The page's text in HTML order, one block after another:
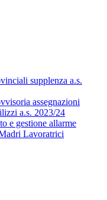
supplenza a.s.
assegnazioni
a.s. 2023/24
e gestione allarme
Lavoratrici